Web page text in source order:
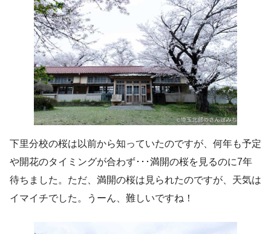
下里分校の桜は以前から知っていたのですが、何年も予定
や開花のタイミングが合わず･･･満開の桜を見るのに7年
待ちました。ただ、満開の桜は見られたのですが、天気は
イマイチでした。うーん、難しいですね！